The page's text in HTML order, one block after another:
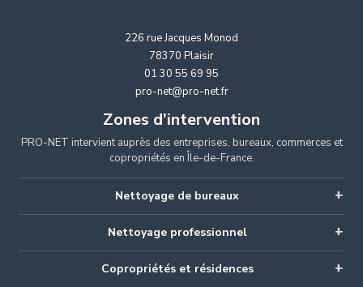
226 rue Jacques Monod
78370 Plaisir
01 30 55 69 95
pro-net@pro-net.fr
Zones d’intervention
PRO-NET intervient auprès des entreprises, bureaux, commerces et
copropriétés en Île-de-France.
Nettoyage de bureaux
Nettoyage professionnel
Copropriétés et résidences